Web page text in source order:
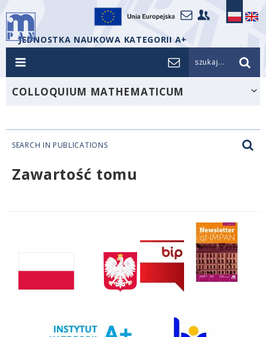
JEDNOSTKA NAUKOWA KATEGORII A+
szukaj...
COLLOQUIUM MATHEMATICUM
SEARCH IN PUBLICATIONS
Zawartość tomu